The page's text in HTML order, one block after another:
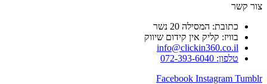
צור קשר
כתובת: המסילה 20 נשר
בוויז: קליק אין קידום שיווק
info@clickin360.co.il
טלפון: 072-393-6040
Facebook Instagram Tumblr